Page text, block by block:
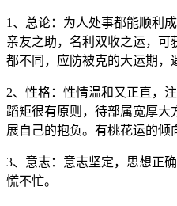
1、总论：为人处事都能顺利
亲友之助，名利双收之运，
都不同，应防被克的大运期，
2、性格：性情温和又正直，
蹈矩很有原则，待部属宽厚
展自己的抱负。有桃花运的倾
3、意志：意志坚定，思想正
慌不忙。